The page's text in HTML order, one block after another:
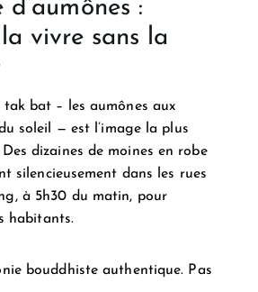
d’aumônes :
vivre sans la
tak bat – les aumônes aux
soleil — est l’image la plus
dizaines de moines en robe
silencieusement dans les rues
à 5h30 du matin, pour
habitants.
bouddhiste authentique. Pas